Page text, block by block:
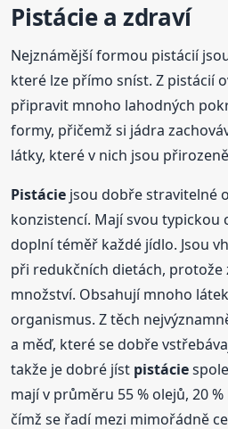
Pistáciea zdraví
Nejznámější formou pistácií
které lze přímo sníst. Z pistácií
připravit mnoho lahodných
formy, přičemž si jádra
látky, které v nich jsou
Pistácie jsou dobře stravitelné
konzistencí. Mají svou typickou
doplní téměř každé jídlo. Jsou
při redukčních dietách, protože
množství. Obsahují mnoho
organismus. Z těch
a měď, které se dobře
takže je dobré jíst pistácie
mají v průměru 55 % olejů, 20
čímž se řadí mezi mimořádně